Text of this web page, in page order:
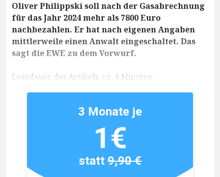
Oliver Philippski soll nach der Gasabrechnung
für das Jahr 2024 mehr als 7800 Euro
nachbezahlen. Er hat nach eigenen Angaben
mittlerweile einen Anwalt eingeschaltet. Das
sagt die EWE zu dem Vorwurf.
Lesedauer des Artikels: ca. 4 Minuten
3 Monate je
1€
statt9,90 €